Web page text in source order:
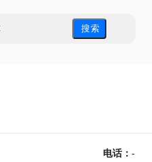
搜 索
电话： -